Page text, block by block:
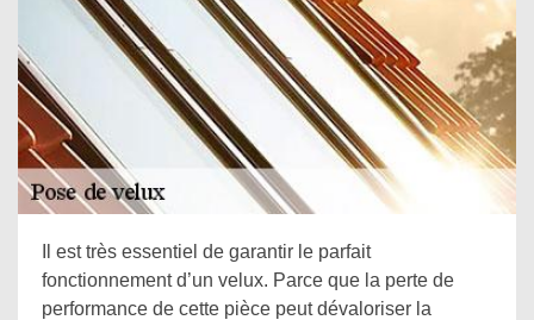
Il est très essentiel de garantir le parfait
fonctionnement d’un velux. Parce que la perte de
performance de cette pièce peut dévaloriser la